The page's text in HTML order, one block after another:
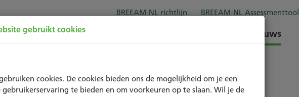
BREEAM-NL richtlijn BREEAM-NL Assessmenttool
Over BREEAM-NL Nieuws
gebruikt cookies
cookies. De cookies bieden ons de mogelijkheid om je een
te bieden en om voorkeuren op te slaan. Wil je de